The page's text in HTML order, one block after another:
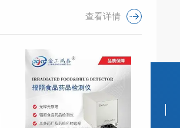
查看详情